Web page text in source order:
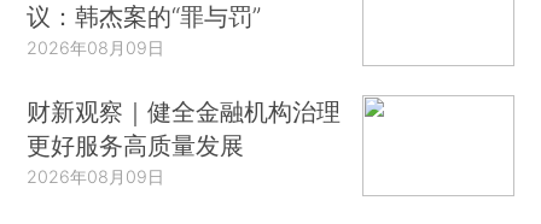
议：韩杰案的“罪与罚”
2026年08月09日
财新观察｜健全金融机构治理
更好服务高质量发展
2026年08月09日